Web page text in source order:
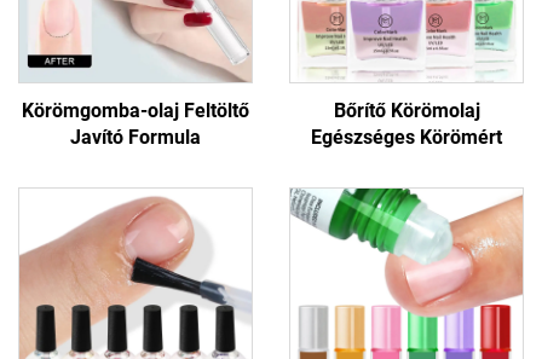
Körömgomba-olaj Feltöltő
Javító Formula
Bőrítő Körömolaj
Egészséges Körömért